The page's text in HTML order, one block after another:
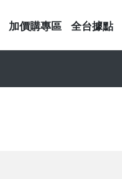
加價購專區 全台據點